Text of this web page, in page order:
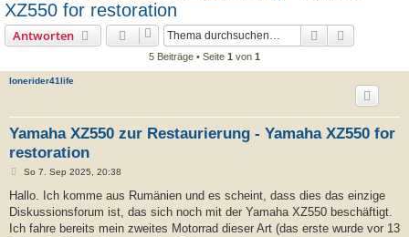
XZ550 for restoration
Antworten Suche
5 Beiträge • Seite 1 von 1
lonerider41life
Yamaha XZ550 zur Restaurierung - Yamaha XZ550 for
restoration
B
i
r
a
So 7. Sep 2025, 20:38
Hallo. Ich komme aus Rumänien und es scheint, dass dies das einzige
Diskussionsforum ist, das sich noch mit der Yamaha XZ550 beschäftigt.
Ich fahre bereits mein zweites Motorrad dieser Art (das erste wurde vor 13